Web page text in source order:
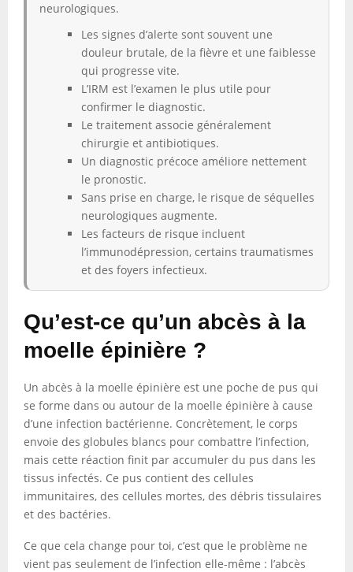
neurologiques.
Les signes d’alerte sont souvent une
douleur brutale, de la fièvre et une faiblesse
qui progresse vite.
L’IRM est l’examen le plus utile pour
confirmer le diagnostic.
Le traitement associe généralement
chirurgie et antibiotiques.
Un diagnostic précoce améliore nettement
le pronostic.
Sans prise en charge, le risque de séquelles
neurologiques augmente.
Les facteurs de risque incluent
l’immunodépression, certains traumatismes
et des foyers infectieux.
Qu’est-ce qu’un abcès à la
moelle épinière ?
Un abcès à la moelle épinière est une poche de pus qui
se forme dans ou autour de la moelle épinière à cause
d’une infection bactérienne. Concrètement, le corps
envoie des globules blancs pour combattre l’infection,
mais cette réaction finit par accumuler du pus dans les
tissus infectés. Ce pus contient des cellules
immunitaires, des cellules mortes, des débris tissulaires
et des bactéries.
Ce que cela change pour toi, c’est que le problème ne
vient pas seulement de l’infection elle-même : l’abcès